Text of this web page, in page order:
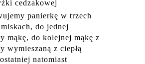
cedzakowej
panierkę w trzech
do jednej
mąkę, do kolejnej mąkę z
wymieszaną z ciepłą
natomiast